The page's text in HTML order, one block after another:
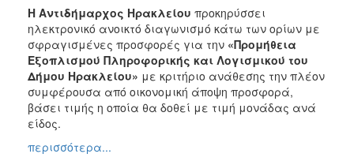
Η Αντιδήμαρχος Ηρακλείου προκηρύσσει
ηλεκτρονικό ανοικτό διαγωνισμό κάτω των ορίων με
σφραγισμένες προσφορές για την «Προμήθεια
Εξοπλισμού Πληροφορικής και Λογισμικού του
Δήμου Ηρακλείου» με κριτήριο ανάθεσης την πλέον
συμφέρουσα από οικονομική άποψη προσφορά,
βάσει τιμής η οποία θα δοθεί με τιμή μονάδας ανά
είδος.
περισσότερα...